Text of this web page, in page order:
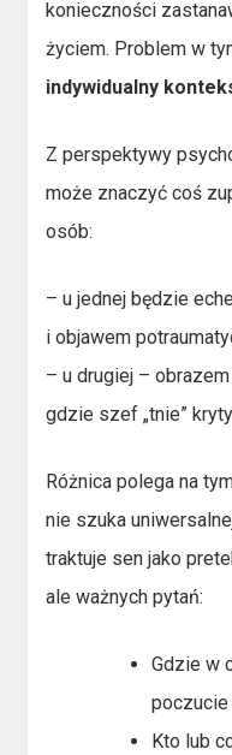
konieczności
życiem. Problem w
indywidualny
Z perspektywy
może znaczyć coś
osób:
– u jednej będzie
i objawem
– u drugiej –
gdzie szef „tnie”
Różnica polega na
nie szuka
traktuje sen jako
ale ważnych pytań:
Gdzie w
poczucie
Kto lub